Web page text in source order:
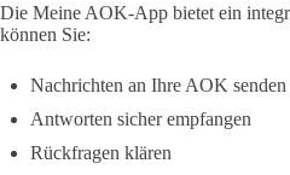
Die Meine AOK-App bietet ein
können Sie:
Nachrichten an Ihre AOK senden
Antworten sicher empfangen
Rückfragen klären